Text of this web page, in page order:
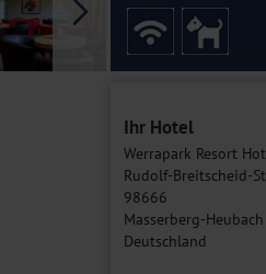
Ihr Hotel
Werrapark Resort
Rudolf-Breitscheid-
98666
Masserberg-Heubach
Deutschland